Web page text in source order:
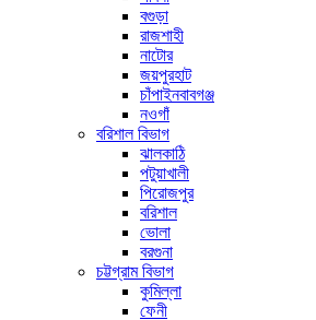
বগুড়া
রাজশাহী
নাটোর
জয়পুরহাট
চাঁপাইনবাবগঞ্জ
নওগাঁ
বরিশাল বিভাগ
ঝালকাঠি
পটুয়াখালী
পিরোজপুর
বরিশাল
ভোলা
বরগুনা
চট্টগ্রাম বিভাগ
কুমিল্লা
ফেনী